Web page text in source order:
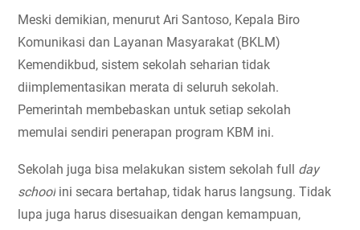
Meski demikian, menurut Ari Santoso, Kepala Biro
Komunikasi dan Layanan Masyarakat (BKLM)
Kemendikbud, sistem sekolah seharian tidak
diimplementasikan merata di seluruh sekolah.
Pemerintah membebaskan untuk setiap sekolah
memulai sendiri penerapan program KBM ini.
Sekolah juga bisa melakukan sistem sekolah full
day
school ini secara bertahap, tidak harus langsung. Tidak
lupa juga harus disesuaikan dengan kemampuan,